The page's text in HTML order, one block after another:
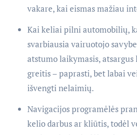
vakare, kai eismas mažiau
Kai keliai pilni automobilių,
svarbiausia vairuotojo
atstumo laikymasis, atsargus
greitis – paprasti, bet labai
išvengti nelaimių.
Navigacijos programėlės
kelio darbus ar kliūtis, todėl